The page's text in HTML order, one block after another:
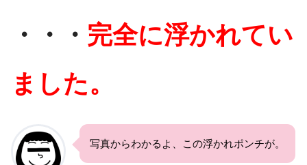
・・・ 完全に浮かれてい
ました。
写真からわかるよ、この浮かれポンチが。